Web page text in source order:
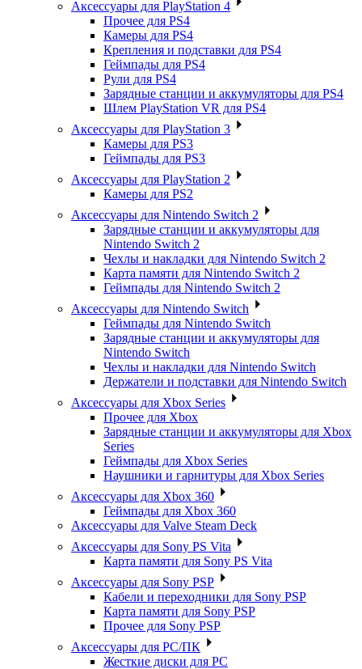
Аксессуары для PlayStation 4
Прочее для PS4
Камеры для PS4
Крепления и подставки для PS4
Геймпады для PS4
Рули для PS4
Зарядные станции и аккумуляторы для PS4
Шлем PlayStation VR для PS4
Аксессуары для PlayStation 3
Камеры для PS3
Геймпады для PS3
Аксессуары для PlayStation 2
Камеры для PS2
Аксессуары для Nintendo Switch 2
Зарядные станции и аккумуляторы для
Nintendo Switch 2
Чехлы и накладки для Nintendo Switch 2
Карта памяти для Nintendo Switch 2
Геймпады для Nintendo Switch 2
Аксессуары для Nintendo Switch
Геймпады для Nintendo Switch
Зарядные станции и аккумуляторы для
Nintendo Switch
Чехлы и накладки для Nintendo Switch
Держатели и подставки для Nintendo Switch
Аксессуары для Xbox Series
Прочее для Xbox
Зарядные станции и аккумуляторы для Xbox
Series
Геймпады для Xbox Series
Наушники и гарнитуры для Xbox Series
Аксессуары для Xbox 360
Геймпады для Xbox 360
Аксессуары для Valve Steam Deck
Аксессуары для Sony PS Vita
Карта памяти для Sony PS Vita
Аксессуары для Sony PSP
Кабели и переходники для Sony PSP
Карта памяти для Sony PSP
Прочее для Sony PSP
Аксессуары для PC/ПК
Жесткие диски для PC